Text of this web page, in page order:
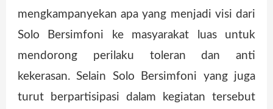
mengkampanyekan apa yang menjadi visi dari
Solo Bersimfoni ke masyarakat luas untuk
mendorong perilaku toleran dan anti
kekerasan. Selain Solo Bersimfoni yang juga
turut berpartisipasi dalam kegiatan tersebut